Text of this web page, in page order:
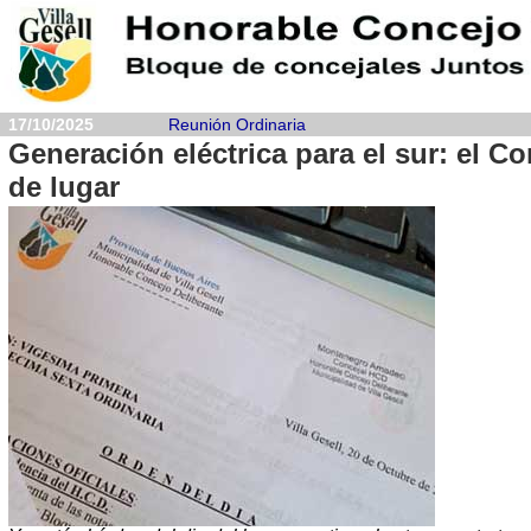
17/10/2025 Reunión Ordinaria
Generación eléctrica para el sur: el
de lugar